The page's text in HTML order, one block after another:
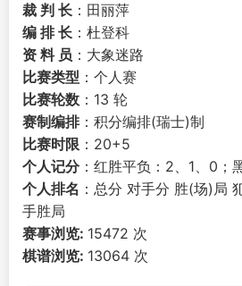
裁 判 长 ：田丽萍
编 排 长 ：杜登科
资 料 员 ：大象迷路
比赛类型 ：个人赛
比赛轮数 ：13 轮
赛制编排：积分编排(瑞士)制
比赛时限 ：20+5
个人记分：红胜平负：2、1、0；
个人排名 ：总分 对手分 胜(场)局
手胜局
赛事浏览: 15472 次
棋谱浏览: 13064 次